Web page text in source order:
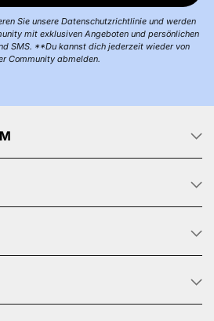
Sie unsere Datenschutzrichtlinie und werden
mit exklusiven Angeboten und persönlichen
SMS. **Du kannst dich jederzeit wieder von
Community abmelden.
200 200 (We speak English)